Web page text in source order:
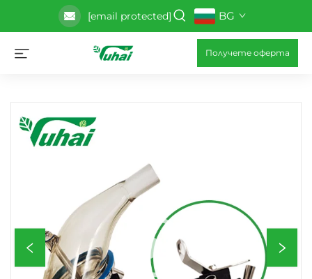
[email protected] BG
Получете оферта